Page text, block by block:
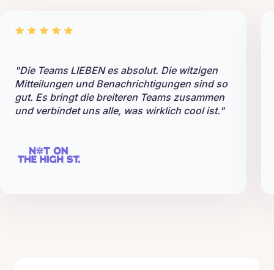
"Die Teams LIEBEN es absolut. Die witzigen
Mitteilungen und Benachrichtigungen sind so
gut. Es bringt die breiteren Teams zusammen
und verbindet uns alle, was wirklich cool ist."